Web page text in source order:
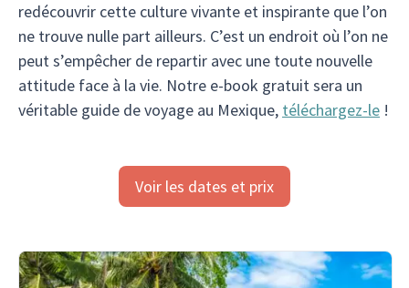
redécouvrir cette culture vivante et inspirante que l’on
ne trouve nulle part ailleurs. C’est un endroit où l’on ne
peut s’empêcher de repartir avec une toute nouvelle
attitude face à la vie. Notre e-book gratuit sera un
véritable guide de voyage au Mexique, téléchargez-le !
Voir les dates et prix